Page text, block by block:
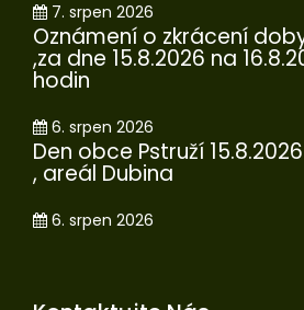
7. srpen 2026
Oznámení o zkrácení
,za dne 15.8.2026 na
hodin
6. srpen 2026
Den obce Pstruží
, areál Dubina
6. srpen 2026